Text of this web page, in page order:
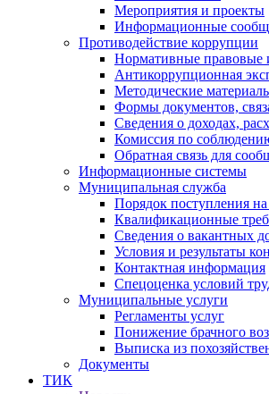
Мероприятия и проекты
Информационные
Противодействие коррупции
Нормативные правовые
Антикоррупционная
Методические
Формы документов,
Сведения о доходах,
Комиссия по
Обратная связь для
Информационные системы
Муниципальная служба
Порядок поступления
Квалификационные
Сведения о вакантных
Условия и результаты
Контактная информация
Спецоценка условий
Муниципальные услуги
Регламенты услуг
Понижение брачного
Выписка из
Документы
ТИК